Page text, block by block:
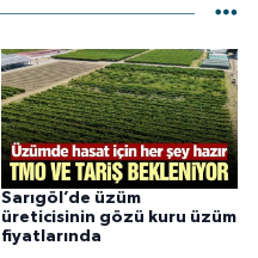
Sarıgöl’de üzüm
üreticisinin gözü kuru üzüm
fiyatlarında